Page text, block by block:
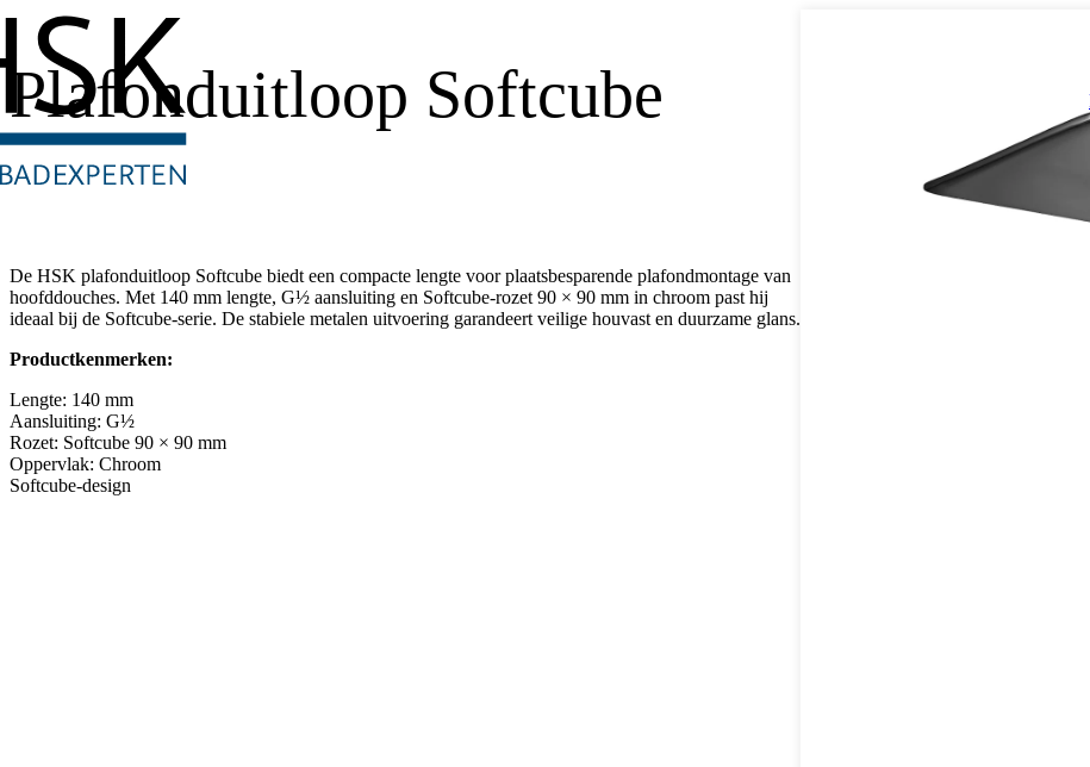
Plafonduitloop Softcube
De HSK plafonduitloop Softcube biedt een compacte lengte voor plaatsbesparende plafondmontage van
hoofddouches. Met 140 mm lengte, G½ aansluiting en Softcube-rozet 90 × 90 mm in chroom past hij
ideaal bij de Softcube-serie. De stabiele metalen uitvoering garandeert veilige houvast en duurzame glans.
Productkenmerken:
Lengte: 140 mm
Aansluiting: G½
Rozet: Softcube 90 × 90 mm
Oppervlak: Chroom
Softcube-design